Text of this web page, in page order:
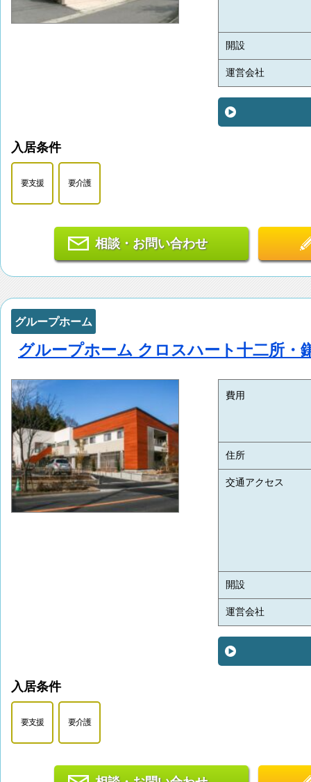
開設
運営会社
入居条件
要支援 要介護
相談・お問い合わせ
グループホーム
グループホーム クロスハート十二所・
費用
住所
交通アクセス
開設
運営会社
入居条件
要支援 要介護